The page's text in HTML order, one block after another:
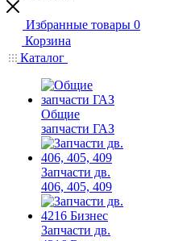
Избранные товары 0
Корзина
Каталог
Общие
запчасти ГАЗ
Запчасти дв.
406, 405, 409
Запчасти дв.